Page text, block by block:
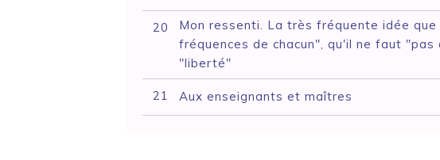
20
Mon ressenti. La très fréquente idée
fréquences de chacun", qu'il ne faut
"liberté"
21 Aux enseignants et maîtres